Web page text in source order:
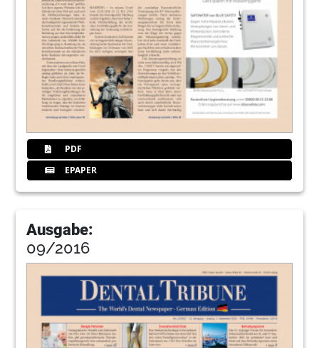
PDF
EPAPER
Ausgabe:
09/2016